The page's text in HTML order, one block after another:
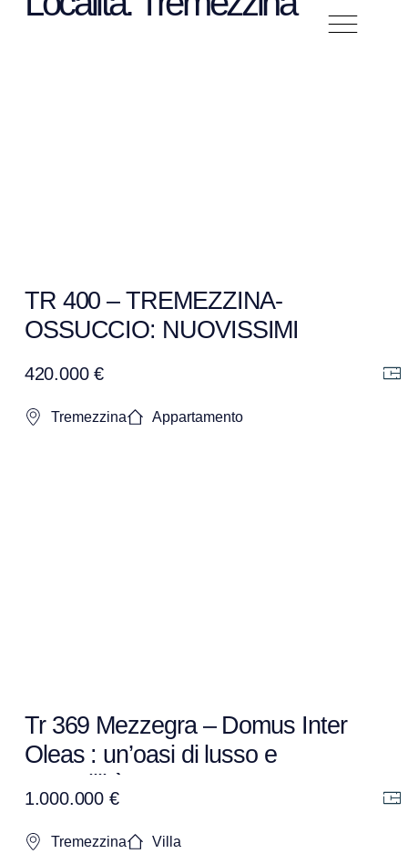
TR 400 – TREMEZZINA-
OSSUCCIO: NUOVISSIMI
COSTRUZIONE
420.000 €
Tremezzina Appartamento
Tr 369 Mezzegra – Domus Inter
Oleas : un’oasi di lusso e
tranquillità
1.000.000 €
Tremezzina Villa